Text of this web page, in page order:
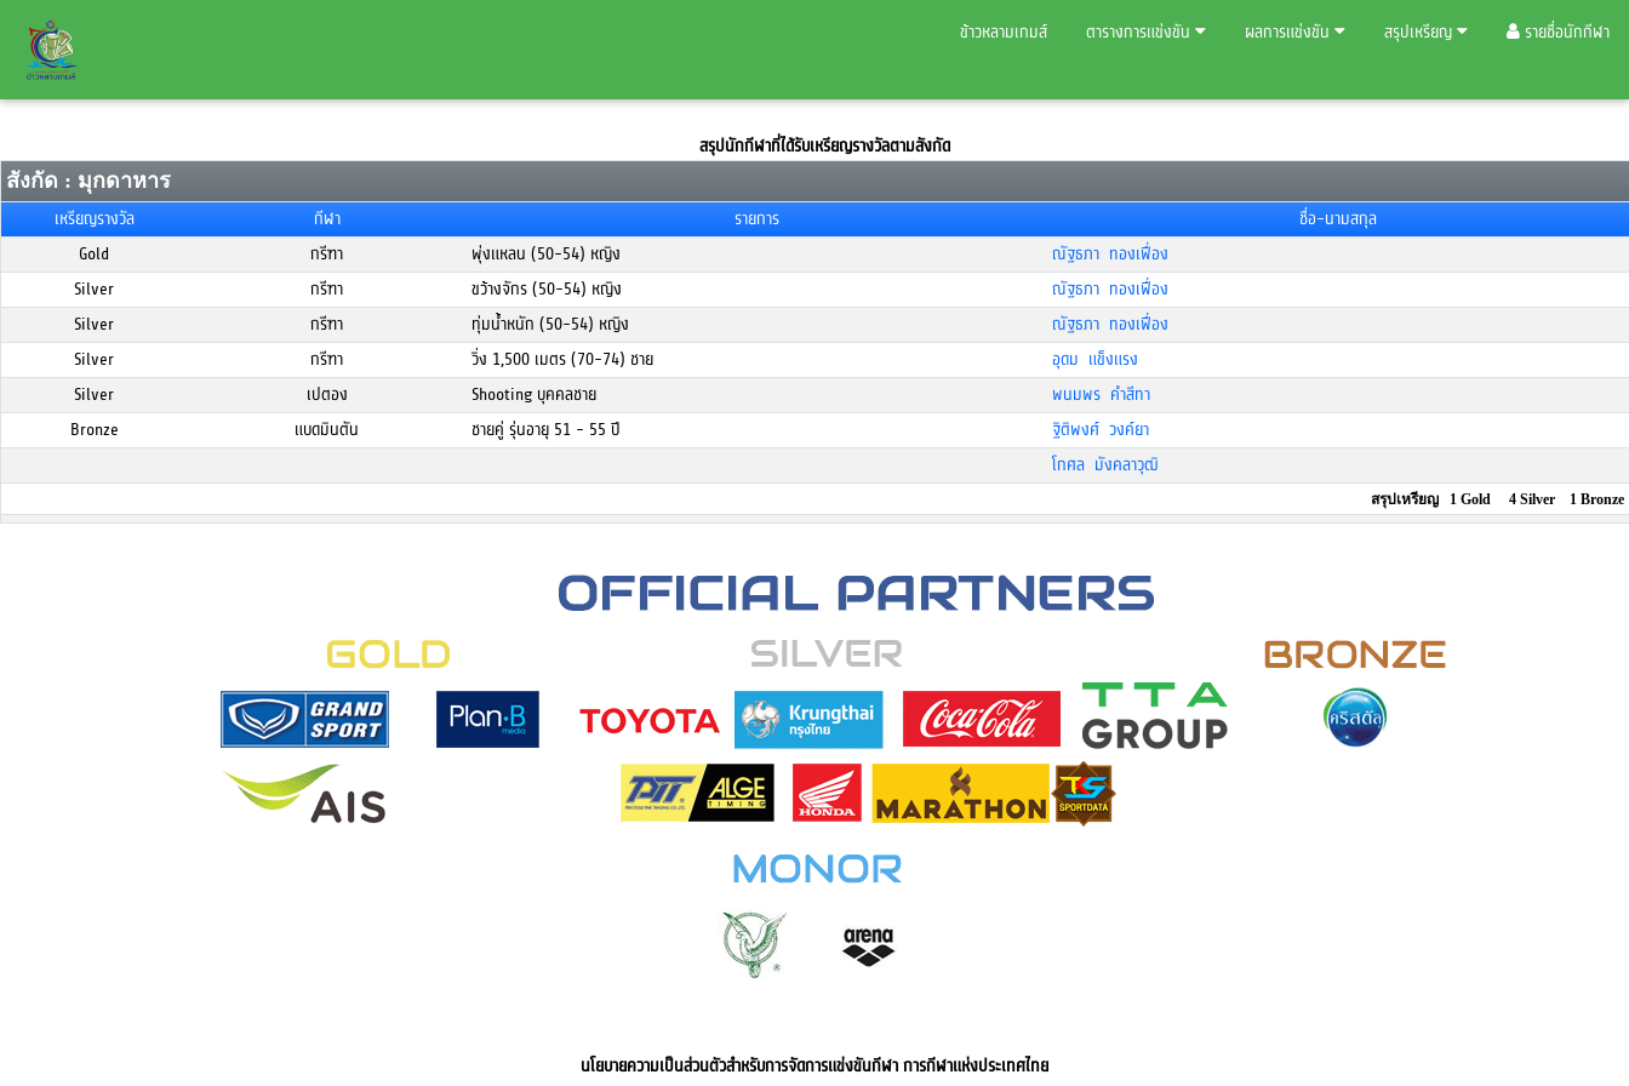
ข้าวหลามเกมส์ ตารางการแข่งขัน ผลการแข่งขัน สรุปเหรียญ รายชื่อนักกีฬา
สรุปนักกีฬาที่ได้รับเหรียญรางวัลตามสังกัด
สังกัด : มุกดาหาร
เหรียญรางวัล กีฬา รายการ
ชื่อ-นามสกุล
Gold
กรีฑา พุ่งแหลน (50-54) หญิง
ณัฐธภา ทองเฟื่อง
Silver
กรีฑา ขว้างจักร (50-54) หญิง
ณัฐธภา ทองเฟื่อง
Silver
กรีฑา ทุ่มน้ำหนัก (50-54) หญิง
ณัฐธภา ทองเฟื่อง
Silver
กรีฑา วิ่ง 1,500 เมตร (70-74) ชาย
อุดม แข็งแรง
Silver
เปตอง Shooting บุคคลชาย
พนมพร คำสีทา
Bronze
แบดมินตัน ชายคู่ รุ่นอายุ 51 - 55 ปี
ฐิติพงศ์ วงค์ยา
โกศล มังคลาวุฒิ
สรุปเหรียญ 1 Gold 4 Silver 1 Bronze
นโยบายความเป็นส่วนตัวสำหรับการจัดการแข่งขันกีฬา การกีฬาแห่งประเทศไทย